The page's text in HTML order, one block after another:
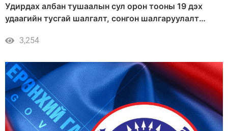
Удирдах албан тушаалын сул орон тооны 19 дэх
удаагийн тусгай шалгалт, сонгон шалгаруулалт
3,254